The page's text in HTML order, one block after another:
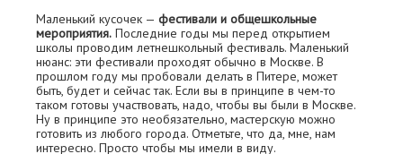
Маленький кусочек — фестивали и общешкольные
мероприятия. Последние годы мы перед открытием
школы проводим летнешкольный фестиваль. Маленький
нюанс: эти фестивали проходят обычно в Москве. В
прошлом году мы пробовали делать в Питере, может
быть, будет и сейчас так. Если вы в принципе в чем-то
таком готовы участвовать, надо, чтобы вы были в Москве.
Ну в принципе это необязательно, мастерскую можно
готовить из любого города. Отметьте, что да, мне, нам
интересно. Просто чтобы мы имели в виду.